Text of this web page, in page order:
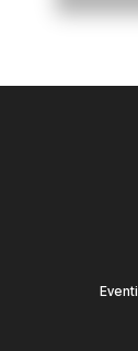
Eventi